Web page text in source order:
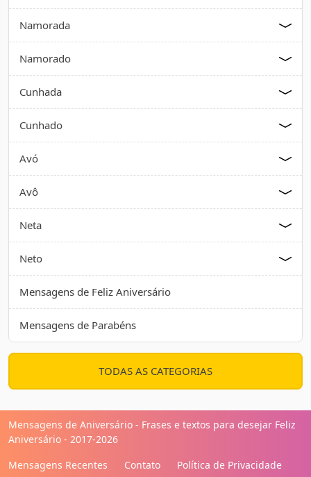
Namorada
Namorado
Cunhada
Cunhado
Avó
Avô
Neta
Neto
Mensagens de Feliz Aniversário
Mensagens de Parabéns
TODAS AS CATEGORIAS
Mensagens de Aniversário - Frases e textos para desejar Feliz
Aniversário - 2017-2026
Mensagens Recentes
Contato
Política de Privacidade